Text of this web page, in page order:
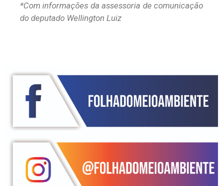
*Com informações da assessoria de comunicação
do deputado Wellington Luiz